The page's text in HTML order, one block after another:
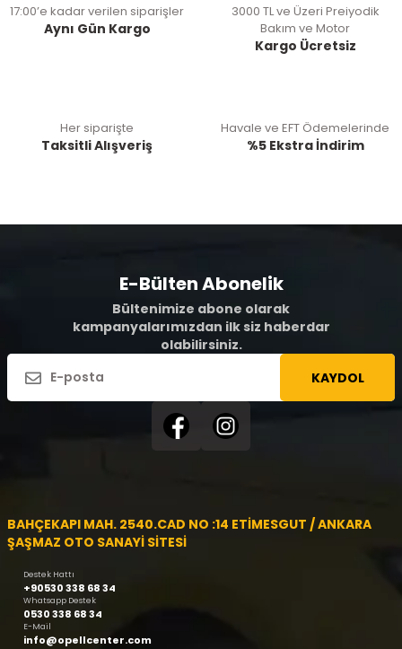
17:00’e kadar verilen siparişler
Aynı Gün Kargo
3000 TL ve Üzeri Preiyodik
Bakım ve Motor
Kargo Ücretsiz
Her siparişte
Taksitli Alışveriş
Havale ve EFT Ödemelerinde
%5 Ekstra İndirim
E-Bülten Abonelik
Bültenimize abone olarak
kampanyalarımızdan ilk siz haberdar
olabilirsiniz.
KAYDOL
BAHÇEKAPI MAH. 2540.CAD NO :14 ETİMESGUT / ANKARA
ŞAŞMAZ OTO SANAYİ SİTESİ
Destek Hattı
+90530 338 68 34
Whatsapp Destek
0530 338 68 34
E-Mail
info@opellcenter.com